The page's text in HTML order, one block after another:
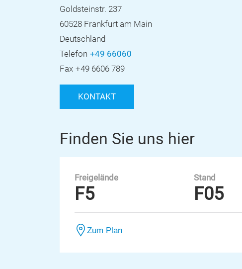
Goldsteinstr. 237
60528 Frankfurt am Main
Deutschland
Telefon +49 66060
Fax +49 6606 789
KONTAKT
Finden Sie uns hier
Freigelände
F5
Stand
F05
Zum Plan